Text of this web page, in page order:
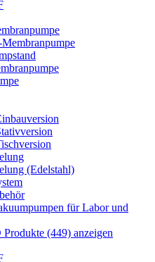
(Edelstahl)
für Labor und
(449) anzeigen